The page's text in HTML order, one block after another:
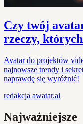
Czy twój
rzeczy,
Avatar do projektów
najnowsze trendy i
naprawdę się wyróżnić!
redakcja awatar.ai
Najważniejsze